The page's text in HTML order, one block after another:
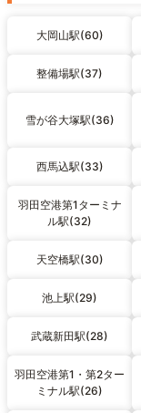
大岡山駅(60)
整備場駅(37)
雪が谷大塚駅(36)
西馬込駅(33)
羽田空港第1ターミナ
ル駅(32)
天空橋駅(30)
池上駅(29)
武蔵新田駅(28)
羽田空港第1・第2ター
ミナル駅(26)